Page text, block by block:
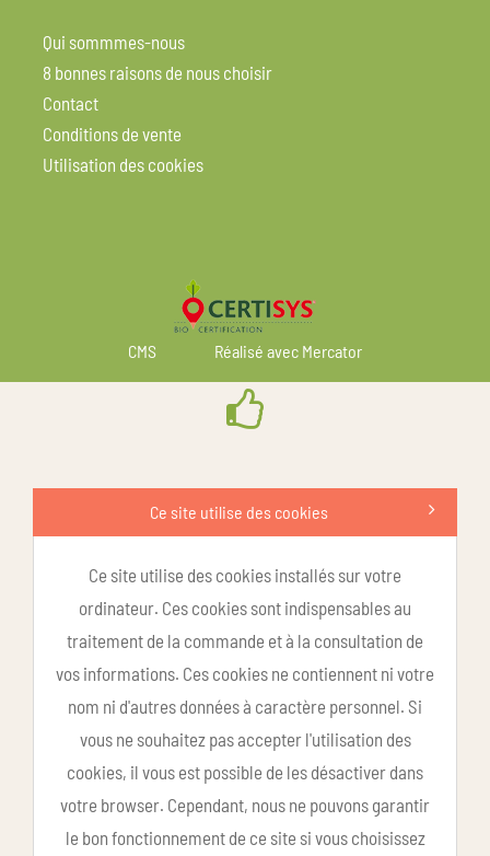
Qui sommmes-nous
8 bonnes raisons de nous choisir
Contact
Conditions de vente
Utilisation des cookies
CMS Réalisé avec Mercator
Ce site utilise des cookies
Ce site utilise des cookies installés sur votre
ordinateur. Ces cookies sont indispensables au
traitement de la commande et à la consultation de
vos informations. Ces cookies ne contiennent ni votre
nom ni d'autres données à caractère personnel. Si
vous ne souhaitez pas accepter l'utilisation des
cookies, il vous est possible de les désactiver dans
votre browser. Cependant, nous ne pouvons garantir
le bon fonctionnement de ce site si vous choisissez